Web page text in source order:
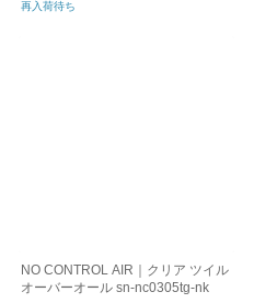
再入荷待ち
NO CONTROL AIR｜クリア ツイル
オーバーオール sn-nc0305tg-nk